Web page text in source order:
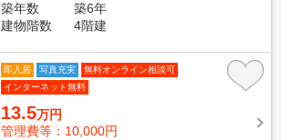
築年数
築6年
建物階数
4階建
即入居 写真充実
無料オンライン相談可
インターネット無料
13.5万円
管理費等：10,000円